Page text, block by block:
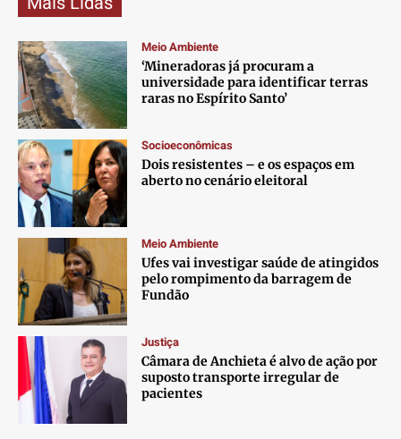
Meio Ambiente
‘Mineradoras já procuram a
universidade para identificar terras
raras no Espírito Santo’
Socioeconômicas
Dois resistentes – e os espaços em
aberto no cenário eleitoral
Meio Ambiente
Ufes vai investigar saúde de atingidos
pelo rompimento da barragem de
Fundão
Justiça
Câmara de Anchieta é alvo de ação por
suposto transporte irregular de
pacientes